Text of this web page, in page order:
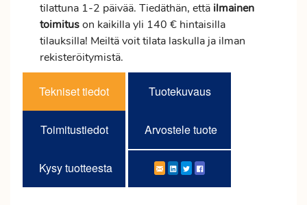
tilattuna 1-2 päivää. Tiedäthän, että ilmainen
toimituson kaikilla yli 140 € hintaisilla
tilauksilla! Meiltä voit tilata laskulla ja ilman
rekisteröitymistä.
Tekniset tiedot Tuotekuvaus
Toimitustiedot Arvostele tuote
Kysy tuotteesta